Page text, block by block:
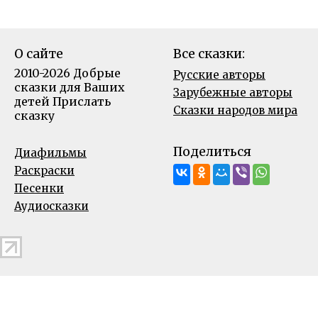
О сайте
2010-2026 Добрые
сказки для Ваших
детей Прислать
сказку
Все сказки:
Русские авторы
Зарубежные авторы
Сказки народов мира
Диафильмы
Раскраски
Песенки
Аудиосказки
Поделиться